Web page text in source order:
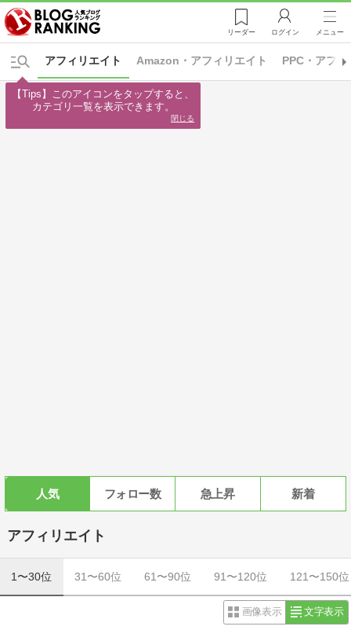
リーダー ログイン メニュー
アフィリエイト Amazon・アフィリエイト PPC・アフ
人気 フォロー数 急上昇 新着
アフィリエイト
1〜30位 31〜60位 61〜90位 91〜120位 121〜150位
画像表示 文字表示
【Tips】このアイコンをタップすると、
カテゴリ一覧を表示できます。
閉じる